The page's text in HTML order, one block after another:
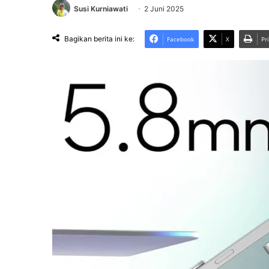
Susi Kurniawati 2 Juni 2025
Bagikan berita ini ke: Facebook X